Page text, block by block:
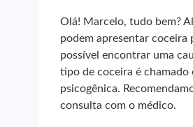
Olá! Marcelo, tudo bem?
podem apresentar coceira
possível encontrar uma
tipo de coceira é chamado
psicogênica.
consulta com o médico.